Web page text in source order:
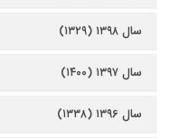
سال ۱۳۹۸ (۱۳۲۹)
سال ۱۳۹۷ (۱۴۰۰)
سال ۱۳۹۶ (۱۳۳۸)